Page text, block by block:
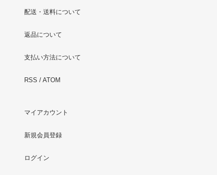
配送・送料について
返品について
支払い方法について
RSS / ATOM
マイアカウント
新規会員登録
ログイン